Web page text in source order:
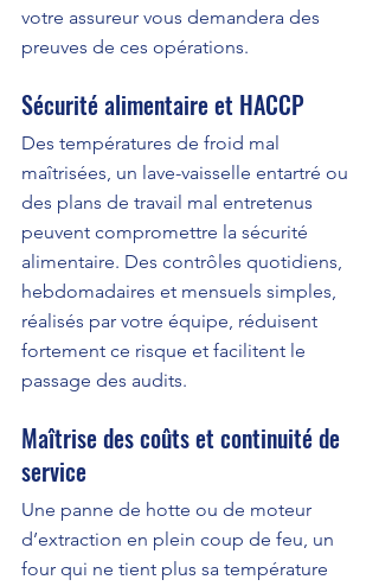
votre assureur vous demandera des
preuves de ces opérations.
Sécurité alimentaire et HACCP
Des températures de froid mal
maîtrisées, un lave-vaisselle entartré ou
des plans de travail mal entretenus
peuvent compromettre la sécurité
alimentaire. Des contrôles quotidiens,
hebdomadaires et mensuels simples,
réalisés par votre équipe, réduisent
fortement ce risque et facilitent le
passage des audits.
Maîtrise des coûts et continuité de
service
Une panne de hotte ou de moteur
d’extraction en plein coup de feu, un
four qui ne tient plus sa température